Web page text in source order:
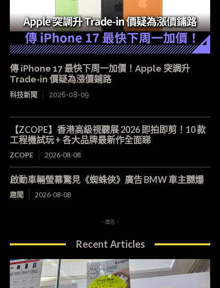
傳 iPhone 17 最快下周一加價！Apple 突調升
Trade-in 價疑為漲價鋪路
科技新聞 2026-08-09
【ZCOPE】香港高級視聽展 2026 即拍即剪！10 款
工程機試玩 + 各大品牌最新作全面睇
ZCOPE 2026-08-08
啟動車輛螢幕驚見《蜘蛛俠》廣告 BMW 車主嬲爆
趣聞 2026-08-08
- 廣告 -
Recent Articles